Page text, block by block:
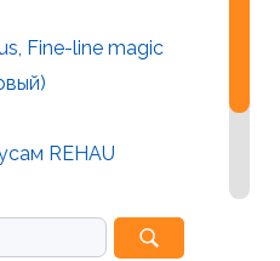
Fine-line magic
REHAU